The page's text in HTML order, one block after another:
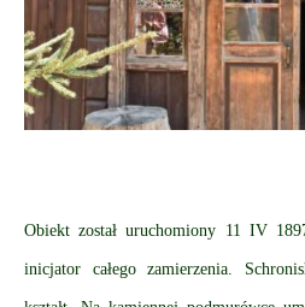
Obiekt został uruchomiony 11 IV
inicjator całego zamierzenia.